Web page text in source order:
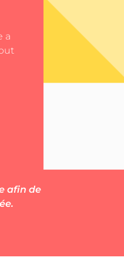
a
afin de